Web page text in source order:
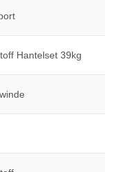
Hantelset 39kg